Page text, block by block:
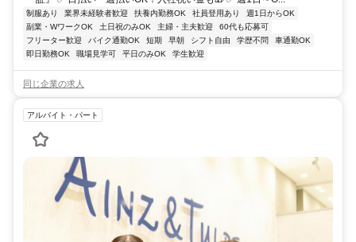
制服あり 業界未経験者歓迎 扶養内勤務OK 社員登用あり
週1日からOK
副業・WワークOK
土日祝のみOK 主婦・主夫歓迎
60代も応募可
フリーター歓迎
バイク通勤OK 短期 早朝 シフト自由 学歴不問
車通勤OK
即日勤務OK
職場見学可 平日のみOK 学生歓迎
同じ企業の求人
アルバイト・パート